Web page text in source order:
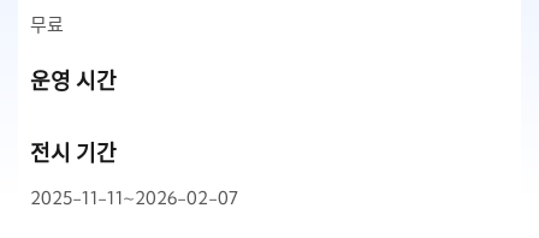
무료
운영 시간
전시 기간
2025-11-11~2026-02-07